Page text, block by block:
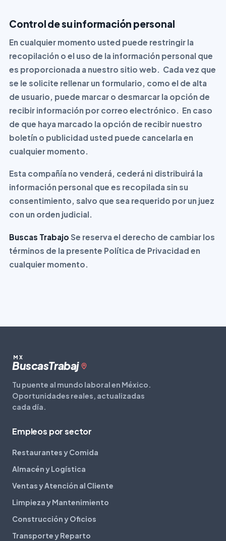
Control de su información personal
En cualquier momento usted puede restringir la
recopilación o el uso de la información personal que
es proporcionada a nuestro sitio web. Cada vez que
se le solicite rellenar un formulario, como el de alta
de usuario, puede marcar o desmarcar la opción de
recibir información por correo electrónico. En caso
de que haya marcado la opción de recibir nuestro
boletín o publicidad usted puede cancelarla en
cualquier momento.
Esta compañía no venderá, cederá ni distribuirá la
información personal que es recopilada sin su
consentimiento, salvo que sea requerido por un juez
con un orden judicial.
Buscas Trabajo Se reserva el derecho de cambiar los
términos de la presente Política de Privacidad en
cualquier momento.
MX
BuscasTrabaj
Tu puente al mundo laboral en México.
Oportunidades reales, actualizadas
cada día.
Empleos por sector
Restaurantes y Comida
Almacén y Logística
Ventas y Atención al Cliente
Limpieza y Mantenimiento
Construcción y Oficios
Transporte y Reparto